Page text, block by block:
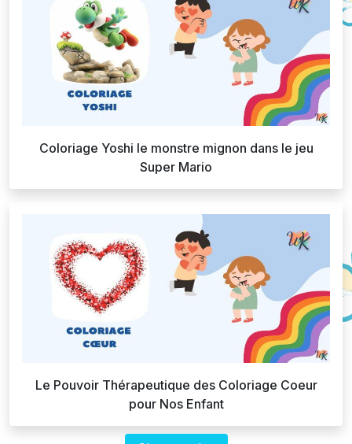
Coloriage Yoshi le monstre mignon dans le jeu
Super Mario
Le Pouvoir Thérapeutique des Coloriage Coeur
pour Nos Enfant